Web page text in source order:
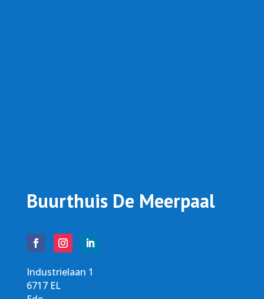
Buurthuis De Meerpaal
Industrielaan 1
6717 EL